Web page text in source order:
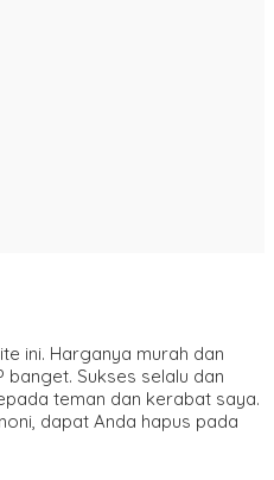
ini. Harganya murah dan
banget. Sukses selalu dan
teman dan kerabat saya.
dapat Anda hapus pada